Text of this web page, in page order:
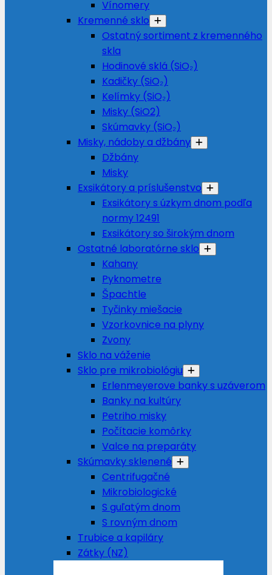
Vínomery
Kremenné sklo
Ostatný sortiment z kremenného
skla
Hodinové sklá (SiO₂)
Kadičky (SiO₂)
Kelímky (SiO₂)
Misky (SiO2)
Skúmavky (SiO₂)
Misky, nádoby a džbány
Džbány
Misky
Exsikátory a príslušenstvo
Exsikátory s úzkym dnom podľa
normy 12491
Exsikátory so širokým dnom
Ostatné laboratórne sklo
Kahany
Pyknometre
Špachtle
Tyčinky miešacie
Vzorkovnice na plyny
Zvony
Sklo na váženie
Sklo pre mikrobiológiu
Erlenmeyerove banky s uzáverom
Banky na kultúry
Petriho misky
Počítacie komôrky
Valce na preparáty
Skúmavky sklenené
Centrifugačné
Mikrobiologické
S guľatým dnom
S rovným dnom
Trubice a kapiláry
Zátky (NZ)